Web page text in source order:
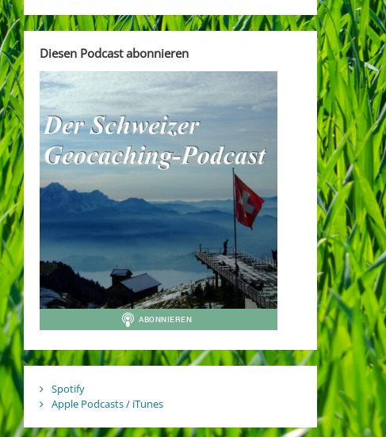
Diesen Podcast abonnieren
Spotify
Apple Podcasts / iTunes